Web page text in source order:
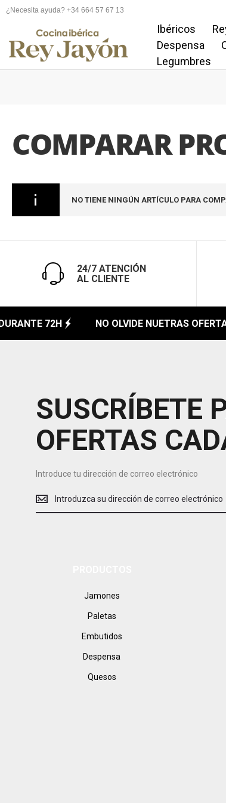
¿Necesita ayuda? +34 664 57 67 13
Ibéricos
Despensa
Legumbres
COMPARAR
NO TIENE NINGÚN ARTÍCULO PARA
24/7 ATENCIÓN
AL CLIENTE
72H NO OLVIDE NUETRAS
SUSCRÍBETE
OFERTAS
Introduce tu dirección de correo electrónico
tu
dirección
Jamones
Paletas
Embutidos
Despensa
Quesos